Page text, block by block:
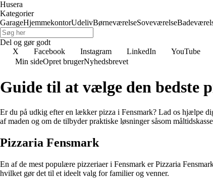
Husera
Kategorier
GarageHjemmekontorUdelivBørneværelseSoveværelse
Del og gør godt
X
Facebook Instagram LinkedIn YouTube
Min sideOpret brugerNyhedsbrevet
Guide til at vælge den bedste
Er du på udkig efter en lækker pizza i Fensmark? Lad os hjælpe
af maden og om de tilbyder praktiske løsninger såsom
Pizzaria Fensmark
En af de mest populære pizzeriaer i Fensmark er Pizzaria
hvilket gør det til et ideelt valg for familier og venner.